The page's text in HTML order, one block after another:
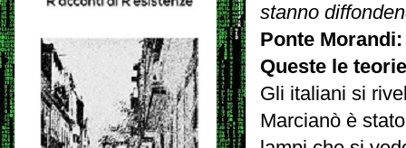
stanno
Ponte
Queste le
Gli italiani si
Marcianò è